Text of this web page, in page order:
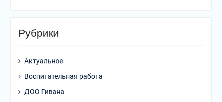
Рубрики
Актуальное
Воспитательная работа
ДОО Гивана